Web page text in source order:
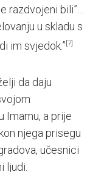
razdvojeni bili”…
u skladu s
im svjedok.” [7]
da daju
Imamu, a prije
njega prisegu
učesnici
ljudi.